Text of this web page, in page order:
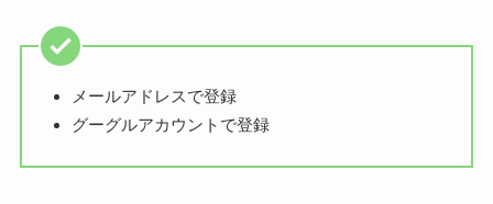
メールアドレスで登録
グーグルアカウントで登録